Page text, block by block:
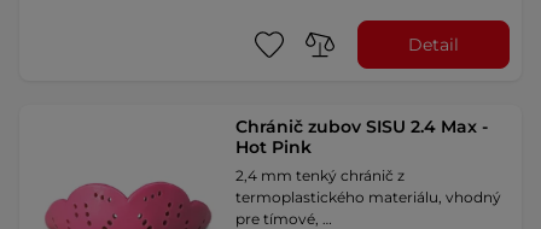
Detail
Chránič zubov SISU 2.4 Max -
Hot Pink
2,4 mm tenký chránič z
termoplastického materiálu, vhodný
pre tímové, …